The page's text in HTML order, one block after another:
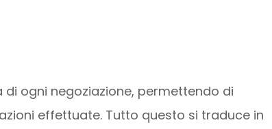
ogni negoziazione, permettendo di
effettuate. Tutto questo si traduce in